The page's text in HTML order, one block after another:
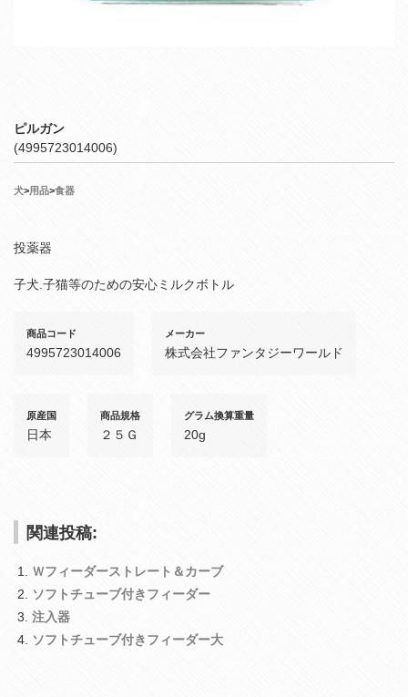
ピルガン
(4995723014006)
犬>用品>食器
投薬器
子犬.子猫等のための安心ミルクボトル
商品コード
4995723014006
メーカー
株式会社ファンタジーワールド
原産国
日本
商品規格
２５Ｇ
グラム換算重量
20g
関連投稿:
Ｗフィーダーストレート＆カーブ
ソフトチューブ付きフィーダー
注入器
ソフトチューブ付きフィーダー大